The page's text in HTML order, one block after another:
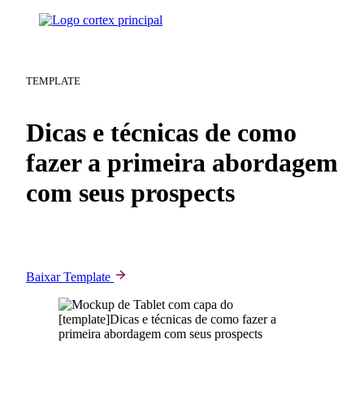
TEMPLATE
Dicas e técnicas de como
fazer a primeira abordagem
com seus prospects
Baixar Template